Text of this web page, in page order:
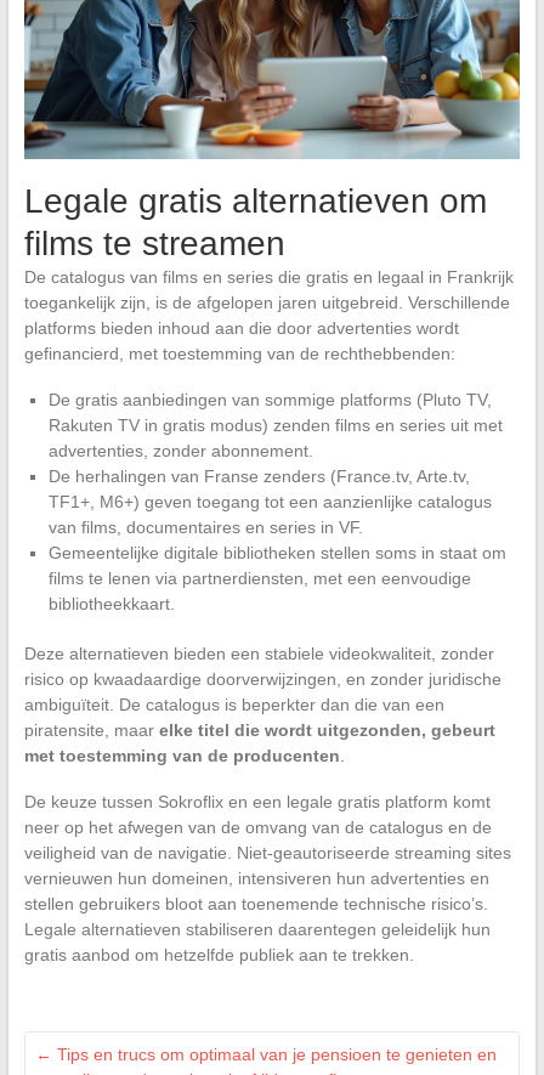
Legale gratis alternatieven om
films te streamen
De catalogus van films en series die gratis en legaal in Frankrijk
toegankelijk zijn, is de afgelopen jaren uitgebreid. Verschillende
platforms bieden inhoud aan die door advertenties wordt
gefinancierd, met toestemming van de rechthebbenden:
De gratis aanbiedingen van sommige platforms (Pluto TV,
Rakuten TV in gratis modus) zenden films en series uit met
advertenties, zonder abonnement.
De herhalingen van Franse zenders (France.tv, Arte.tv,
TF1+, M6+) geven toegang tot een aanzienlijke catalogus
van films, documentaires en series in VF.
Gemeentelijke digitale bibliotheken stellen soms in staat om
films te lenen via partnerdiensten, met een eenvoudige
bibliotheekkaart.
Deze alternatieven bieden een stabiele videokwaliteit, zonder
risico op kwaadaardige doorverwijzingen, en zonder juridische
ambiguïteit. De catalogus is beperkter dan die van een
piratensite, maar elke titel die wordt uitgezonden, gebeurt
met toestemming van de producenten.
De keuze tussen Sokroflix en een legale gratis platform komt
neer op het afwegen van de omvang van de catalogus en de
veiligheid van de navigatie. Niet-geautoriseerde streaming sites
vernieuwen hun domeinen, intensiveren hun advertenties en
stellen gebruikers bloot aan toenemende technische risico’s.
Legale alternatieven stabiliseren daarentegen geleidelijk hun
gratis aanbod om hetzelfde publiek aan te trekken.
← Tips en trucs om optimaal van je pensioen te genieten en